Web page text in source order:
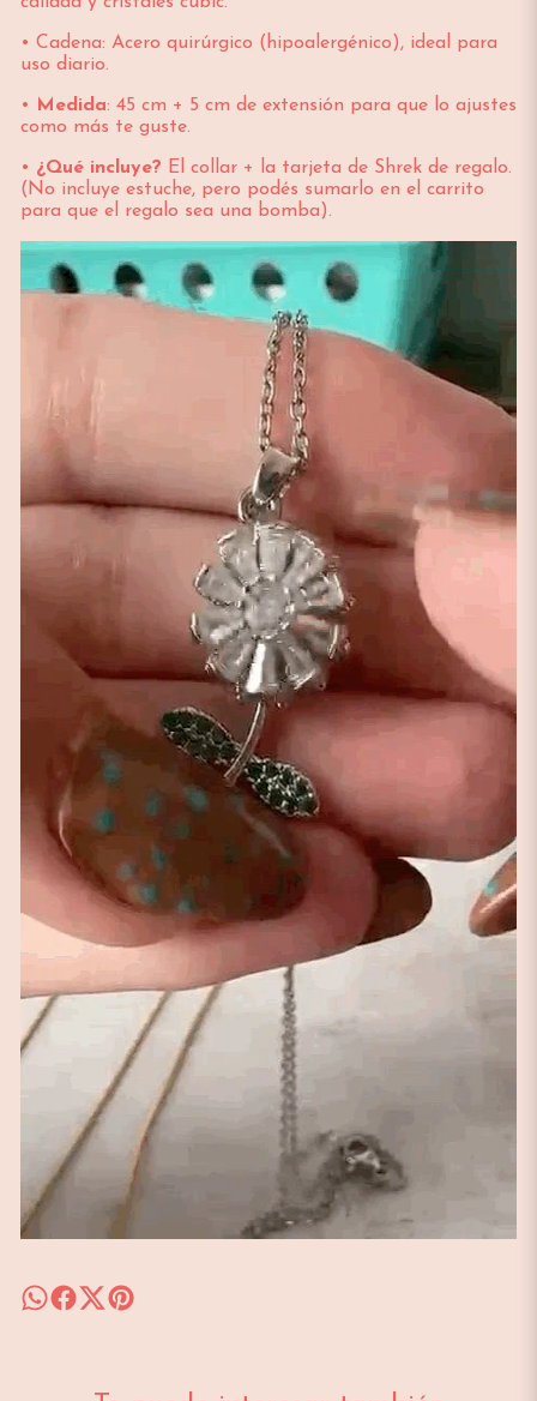
• Cadena: Acero quirúrgico (hipoalergénico), ideal para
uso diario.
• Medida: 45 cm + 5 cm de extensión para que lo ajustes
como más te guste.
• ¿Qué incluye? El collar + la tarjeta de Shrek de regalo.
(No incluye estuche, pero podés sumarlo en el carrito
para que el regalo sea una bomba).